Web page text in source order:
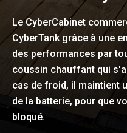
Le CyberCabinet
CyberTank grâce à une
des performances par
coussin chauffant qui
cas de froid, il maintient
de la batterie, pour que
bloqué.